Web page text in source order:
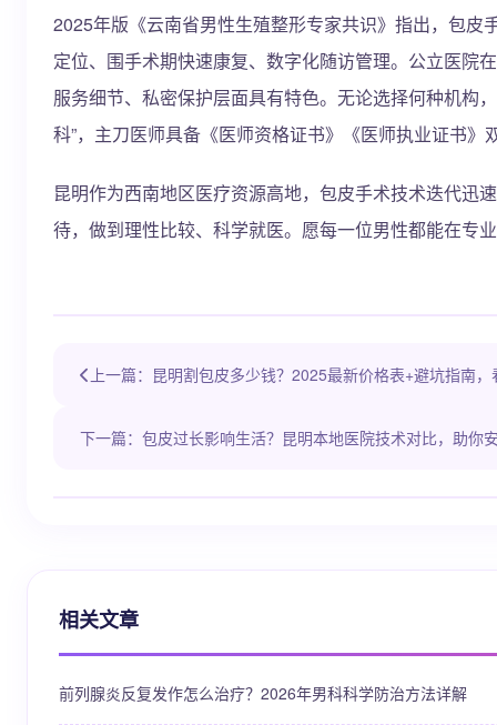
2025年版《云南省男性生殖整形专家共识》指出，包皮
定位、围手术期快速康复、数字化随访管理。公立医院
服务细节、私密保护层面具有特色。无论选择何种机构
科”，主刀医师具备《医师资格证书》《医师执业证书》
昆明作为西南地区医疗资源高地，包皮手术技术迭代迅
待，做到理性比较、科学就医。愿每一位男性都能在专
上一篇：昆明割包皮多少钱？2025最新价格表+避坑指南
下一篇：包皮过长影响生活？昆明本地医院技术对比，助你
相关文章
前列腺炎反复发作怎么治疗？2026年男科科学防治方法详解